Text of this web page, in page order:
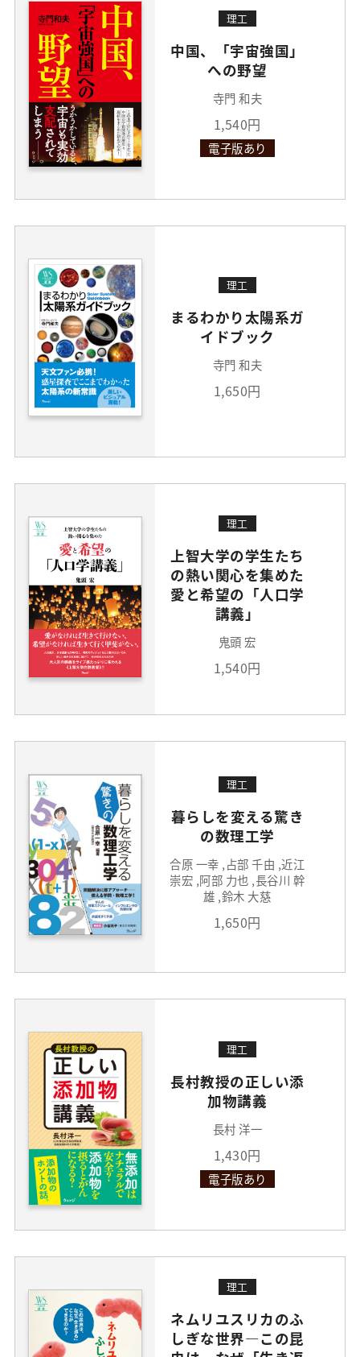
理工
中国、「宇宙強国」
への野望
寺門 和夫
1,540円
電子版あり
理工
まるわかり太陽系ガ
イドブック
寺門 和夫
1,650円
理工
上智大学の学生たち
の熱い関心を集めた
愛と希望の「人口学
講義」
鬼頭 宏
1,540円
理工
暮らしを変える驚き
の数理工学
合原 一幸 ,占部 千由 ,近江
崇宏 ,阿部 力也 ,長谷川 幹
雄 ,鈴木 大慈
1,650円
理工
長村教授の正しい添
加物講義
長村 洋一
1,430円
電子版あり
理工
ネムリユスリカのふ
しぎな世界―この昆